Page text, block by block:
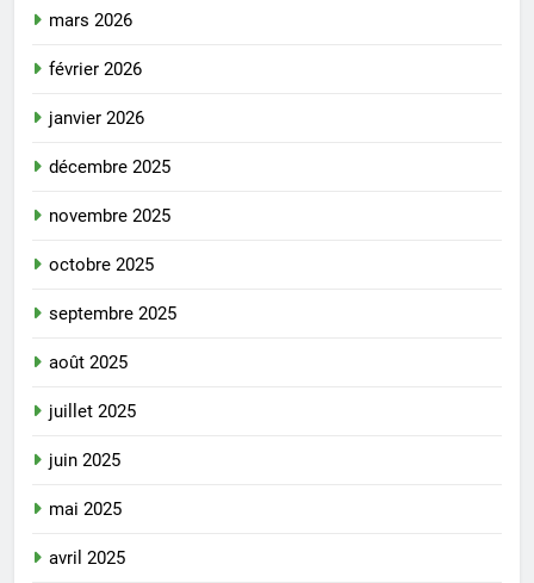
mars 2026
février 2026
janvier 2026
décembre 2025
novembre 2025
octobre 2025
septembre 2025
août 2025
juillet 2025
juin 2025
mai 2025
avril 2025